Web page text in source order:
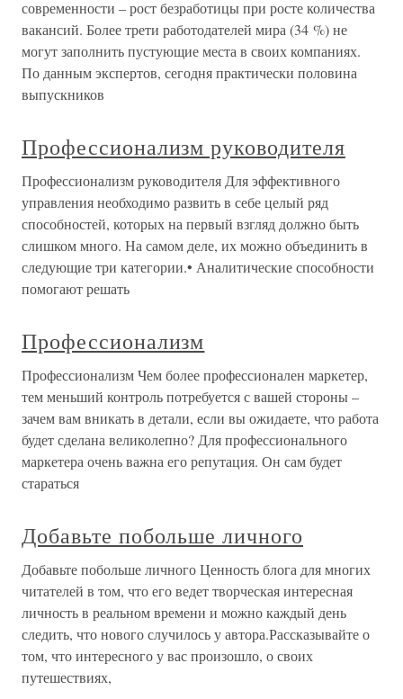
современности – рост безработицы при росте количества
вакансий. Более трети работодателей мира (34 %) не
могут заполнить пустующие места в своих компаниях.
По данным экспертов, сегодня практически половина
выпускников
Профессионализм руководителя
Профессионализм руководителя Для эффективного
управления необходимо развить в себе целый ряд
способностей, которых на первый взгляд должно быть
слишком много. На самом деле, их можно объединить в
следующие три категории.• Аналитические способности
помогают решать
Профессионализм
Профессионализм Чем более профессионален маркетер,
тем меньший контроль потребуется с вашей стороны –
зачем вам вникать в детали, если вы ожидаете, что работа
будет сделана великолепно? Для профессионального
маркетера очень важна его репутация. Он сам будет
стараться
Добавьте побольше личного
Добавьте побольше личного Ценность блога для многих
читателей в том, что его ведет творческая интересная
личность в реальном времени и можно каждый день
следить, что нового случилось у автора.Рассказывайте о
том, что интересного у вас произошло, о своих
путешествиях,